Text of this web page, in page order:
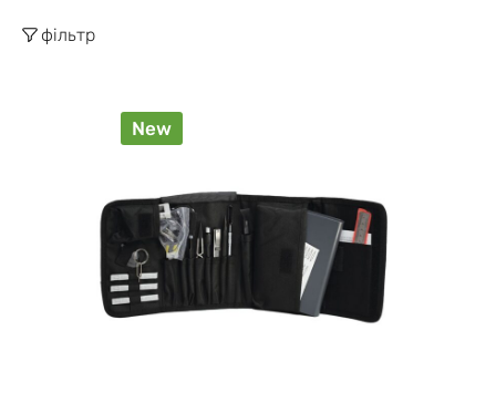
фільтр
New